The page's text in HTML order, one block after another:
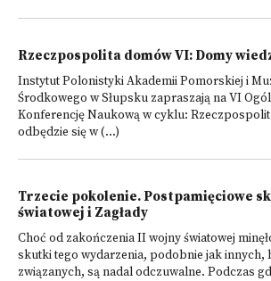
Rzeczpospolita domów VI: Domy
Instytut Polonistyki Akademii Pomorskiej i
Środkowego w Słupsku zapraszają na VI
Konferencję Naukową w cyklu:
odbędzie się w (...)
Trzecie pokolenie. Postpamięciowe
światowej i Zagłady
Choć od zakończenia II wojny światowej
skutki tego wydarzenia, podobnie jak innych,
związanych, są nadal odczuwalne. Podczas